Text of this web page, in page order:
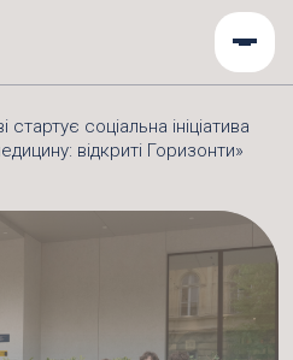
стартує соціальна ініціатива
відкриті Горизонти»